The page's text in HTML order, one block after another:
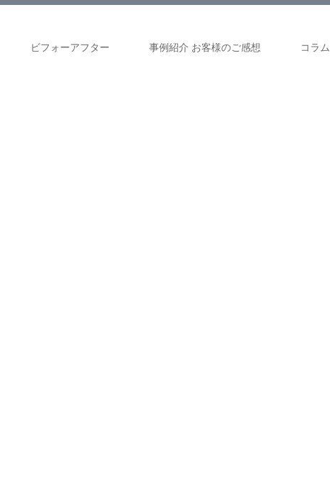
ビフォーアフター 事例紹介 お客様のご感想 コラム